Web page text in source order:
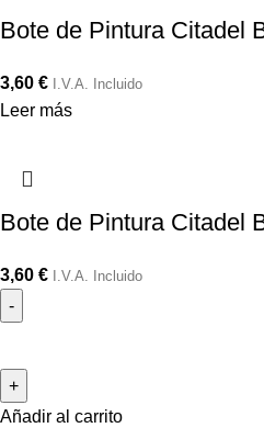
Bote de Pintura Citadel
3,60 € I.V.A. Incluido
Leer más
Bote de Pintura Citadel
3,60 € I.V.A. Incluido
Añadir al carrito